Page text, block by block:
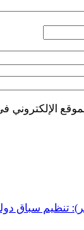
الإلكتروني
دولي إقصائي يوم 19